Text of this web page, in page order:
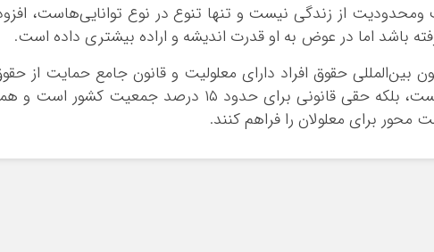
ومحدودیت از زندگی نیست و تنها تنوع در نوع توانایی‌هاست،
باشد اما در عوض به او قدرت اندیشه و اراده بیشتری داده است.
بین‌المللی حقوق افراد دارای معلولیت و قانون جامع حمایت از
معلولان گفت: این قوانین ویژه‌خواهی نیست، بلکه حقی قانونی برای حدود ۱۵ درصد جمعیت کشور است
محور برای معلولان را فراهم کنند.